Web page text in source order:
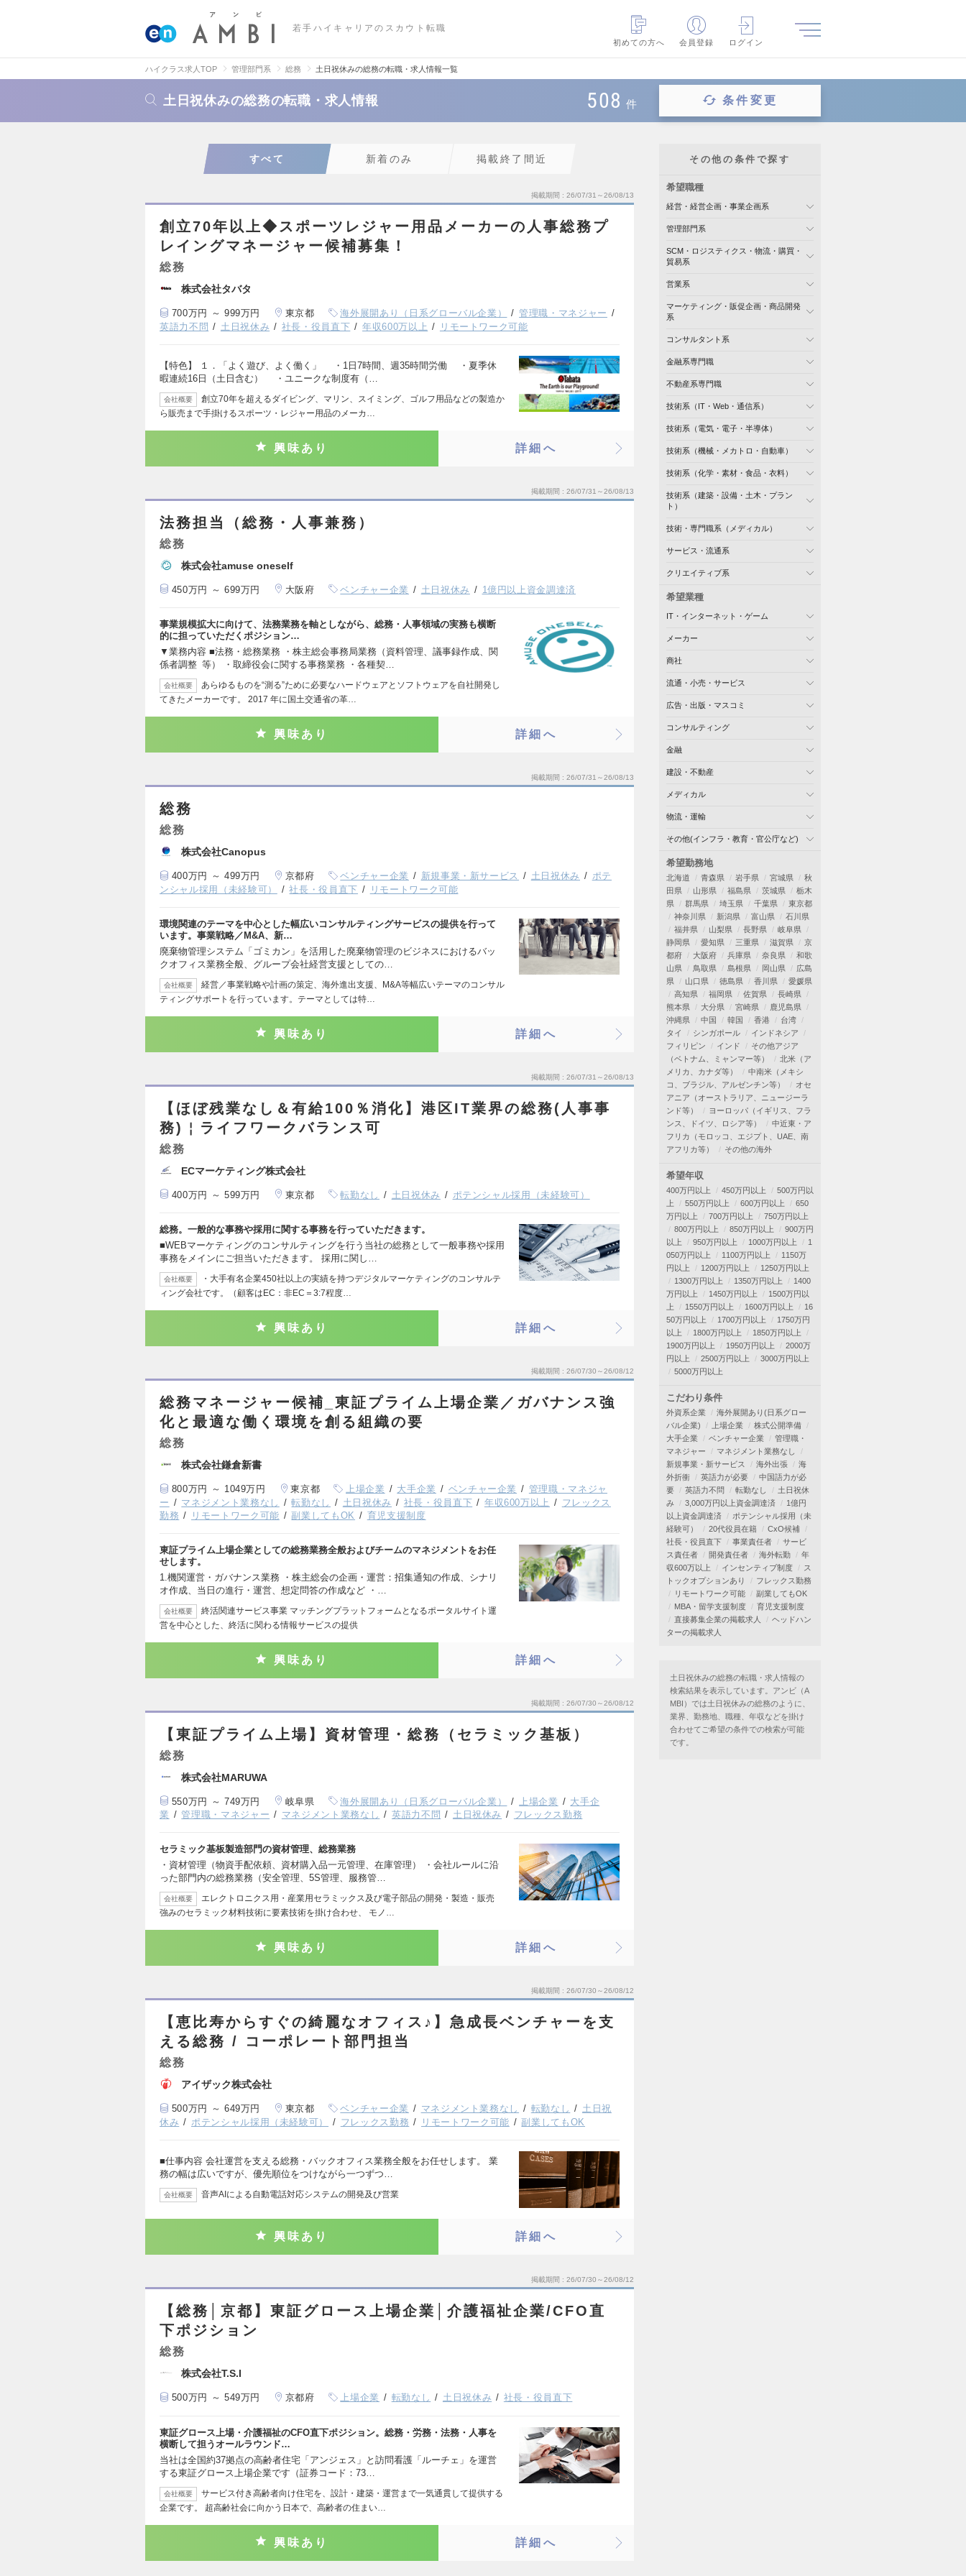
若手ハイキャリアのスカウト転職
初めての方へ
会員登録 ログイン
ハイクラス求人TOP 管理部門系 総務 土日祝休みの総務の転職・求人情報一覧
土日祝休みの総務の転職・求人情報 508 件 条件変更
すべて 新着のみ 掲載終了間近
掲載期間 26/07/31～26/08/13
創立70年以上◆スポーツレジャー用品メーカーの人事総務プ
レイングマネージャー候補募集！
総務
株式会社タバタ
700万円 ～ 999万円 東京都 海外展開あり（日系グローバル企業）
管理職・マネジャー
英語力不問
土日祝休み 社長・役員直下 年収600万以上 リモートワーク可能
【特色】 １．「よく遊び、よく働く」 ・1日7時間、週35時間労働 ・夏季休
暇連続16日（土日含む） ・ユニークな制度有（…
会社概要
創立70年を超えるダイビング、マリン、スイミング、ゴルフ用品などの製造か
ら販売まで手掛けるスポーツ・レジャー用品のメーカ…
興味あり 詳細へ
掲載期間 26/07/31～26/08/13
法務担当（総務・人事兼務）
総務
株式会社amuse oneself
450万円 ～ 699万円 大阪府 ベンチャー企業 土日祝休み 1億円以上資金調達済
事業規模拡大に向けて、法務業務を軸としながら、総務・人事領域の実務も横断
的に担っていただくポジション…
▼業務内容 ■法務・総務業務 ・株主総会事務局業務（資料管理、議事録作成、関
係者調整 等） ・取締役会に関する事務業務 ・各種契…
会社概要
あらゆるものを“測る”ために必要なハードウェアとソフトウェアを自社開発し
てきたメーカーです。 2017 年に国土交通省の革…
興味あり 詳細へ
掲載期間 26/07/31～26/08/13
総務
総務
株式会社Canopus
400万円 ～ 499万円 京都府 ベンチャー企業 新規事業・新サービス 土日祝休み
ポテ
ンシャル採用（未経験可）
社長・役員直下 リモートワーク可能
環境関連のテーマを中心とした幅広いコンサルティングサービスの提供を行って
います。事業戦略／M&A、新…
廃棄物管理システム「ゴミカン」を活用した廃棄物管理のビジネスにおけるバッ
クオフィス業務全般、グループ会社経営支援としての…
会社概要
経営／事業戦略や計画の策定、海外進出支援、M&A等幅広いテーマのコンサル
ティングサポートを行っています。テーマとしては特…
興味あり 詳細へ
掲載期間 26/07/31～26/08/13
【ほぼ残業なし＆有給100％消化】港区IT業界の総務(人事事
務)￤ライフワークバランス可
総務
ECマーケティング株式会社
400万円 ～ 599万円 東京都 転勤なし 土日祝休み ポテンシャル採用（未経験可）
総務。一般的な事務や採用に関する事務を行っていただきます。
■WEBマーケティングのコンサルティングを行う当社の総務として一般事務や採用
事務をメインにご担当いただきます。 採用に関し…
会社概要
・大手有名企業450社以上の実績を持つデジタルマーケティングのコンサルテ
ィング会社です。（顧客はEC：非EC＝3:7程度…
興味あり 詳細へ
掲載期間 26/07/30～26/08/12
総務マネージャー候補_東証プライム上場企業／ガバナンス強
化と最適な働く環境を創る組織の要
総務
株式会社鎌倉新書
800万円 ～ 1049万円 東京都 上場企業 大手企業 ベンチャー企業
管理職・マネジャ
ー
マネジメント業務なし 転勤なし 土日祝休み 社長・役員直下 年収600万以上
フレックス
勤務
リモートワーク可能 副業してもOK 育児支援制度
東証プライム上場企業としての総務業務全般およびチームのマネジメントをお任
せします。
1.機関運営・ガバナンス業務 ・株主総会の企画・運営：招集通知の作成、シナリ
オ作成、当日の進行・運営、想定問答の作成など ・…
会社概要
終活関連サービス事業 マッチングプラットフォームとなるポータルサイト運
営を中心とした、終活に関わる情報サービスの提供
興味あり 詳細へ
掲載期間 26/07/30～26/08/12
【東証プライム上場】資材管理・総務（セラミック基板）
総務
株式会社MARUWA
550万円 ～ 749万円 岐阜県 海外展開あり（日系グローバル企業） 上場企業
大手企
業
管理職・マネジャー マネジメント業務なし 英語力不問 土日祝休み フレックス勤務
セラミック基板製造部門の資材管理、総務業務
・資材管理（物資手配依頼、資材購入品一元管理、在庫管理） ・会社ルールに沿
った部門内の総務業務（安全管理、5S管理、服務管…
会社概要
エレクトロニクス用・産業用セラミックス及び電子部品の開発・製造・販売
強みのセラミック材料技術に要素技術を掛け合わせ、 モノ…
興味あり 詳細へ
掲載期間 26/07/30～26/08/12
【恵比寿からすぐの綺麗なオフィス♪】急成長ベンチャーを支
える総務 / コーポレート部門担当
総務
アイザック株式会社
500万円 ～ 649万円 東京都 ベンチャー企業 マネジメント業務なし 転勤なし
土日祝
休み
ポテンシャル採用（未経験可） フレックス勤務 リモートワーク可能 副業してもOK
■仕事内容 会社運営を支える総務・バックオフィス業務全般をお任せします。 業
務の幅は広いですが、優先順位をつけながら一つずつ…
会社概要 音声AIによる自動電話対応システムの開発及び営業
興味あり 詳細へ
掲載期間 26/07/30～26/08/12
【総務│京都】東証グロース上場企業│介護福祉企業/CFO直
下ポジション
総務
株式会社T.S.I
500万円 ～ 549万円 京都府 上場企業 転勤なし 土日祝休み 社長・役員直下
東証グロース上場・介護福祉のCFO直下ポジション。総務・労務・法務・人事を
横断して担うオールラウンド…
当社は全国約37拠点の高齢者住宅「アンジェス」と訪問看護「ルーチェ」を運営
する東証グロース上場企業です（証券コード：73…
会社概要
サービス付き高齢者向け住宅を、設計・建築・運営まで一気通貫して提供する
企業です。 超高齢社会に向かう日本で、高齢者の住まい…
興味あり 詳細へ
その他の条件で探す
希望職種
経営・経営企画・事業企画系
管理部門系
SCM・ロジスティクス・物流・購買・
貿易系
営業系
マーケティング・販促企画・商品開発
系
コンサルタント系
金融系専門職
不動産系専門職
技術系（IT・Web・通信系）
技術系（電気・電子・半導体）
技術系（機械・メカトロ・自動車）
技術系（化学・素材・食品・衣料）
技術系（建築・設備・土木・プラン
ト）
技術・専門職系（メディカル）
サービス・流通系
クリエイティブ系
希望業種
IT・インターネット・ゲーム
メーカー
商社
流通・小売・サービス
広告・出版・マスコミ
コンサルティング
金融
建設・不動産
メディカル
物流・運輸
その他(インフラ・教育・官公庁など)
希望勤務地
北海道 青森県 岩手県 宮城県
秋
田県
山形県 福島県 茨城県
栃木
県
群馬県 埼玉県 千葉県
東京都
神奈川県
新潟県 富山県
石川県
福井県
山梨県 長野県
岐阜県
静岡県
愛知県 三重県 滋賀県
京
都府
大阪府 兵庫県 奈良県
和歌
山県
鳥取県 島根県 岡山県
広島
県
山口県 徳島県 香川県
愛媛県
高知県
福岡県 佐賀県
長崎県
熊本県
大分県 宮崎県
鹿児島県
沖縄県
中国 韓国 香港
台湾
タイ
シンガポール
インドネシア
フィリピン
インド
その他アジア
（ベトナム、ミャンマー等）
北米（ア
メリカ、カナダ等）
中南米（メキシ
コ、ブラジル、アルゼンチン等）
オセ
アニア（オーストラリア、ニュージーラ
ンド等）
ヨーロッパ（イギリス、フラ
ンス、ドイツ、ロシア等）
中近東・ア
フリカ（モロッコ、エジプト、UAE、南
アフリカ等）
その他の海外
希望年収
400万円以上 450万円以上
500万円以
上
550万円以上 600万円以上
650
万円以上
700万円以上
750万円以上
800万円以上
850万円以上
900万円
以上
950万円以上 1000万円以上
1
050万円以上
1100万円以上
1150万
円以上
1200万円以上
1250万円以上
1300万円以上
1350万円以上
1400
万円以上
1450万円以上
1500万円以
上
1550万円以上 1600万円以上
16
50万円以上
1700万円以上
1750万円
以上
1800万円以上
1850万円以上
1900万円以上
1950万円以上
2000万
円以上
2500万円以上
3000万円以上
5000万円以上
こだわり条件
外資系企業
海外展開あり(日系グロー
バル企業)
上場企業
株式公開準備
大手企業
ベンチャー企業
管理職・
マネジャー
マネジメント業務なし
新規事業・新サービス
海外出張
海
外折衝
英語力が必要
中国語力が必
要
英語力不問 転勤なし
土日祝休
み
3,000万円以上資金調達済
1億円
以上資金調達済
ポテンシャル採用（未
経験可）
20代役員在籍
CxO候補
社長・役員直下
事業責任者
サービ
ス責任者
開発責任者 海外転勤
年
収600万以上
インセンティブ制度
ス
トックオプションあり
フレックス勤務
リモートワーク可能
副業してもOK
MBA・留学支援制度
育児支援制度
直接募集企業の掲載求人
ヘッドハン
ターの掲載求人
土日祝休みの総務の転職・求人情報の
検索結果を表示しています。アンビ（A
MBI）では土日祝休みの総務のように、
業界、勤務地、職種、年収などを掛け
合わせてご希望の条件での検索が可能
です。